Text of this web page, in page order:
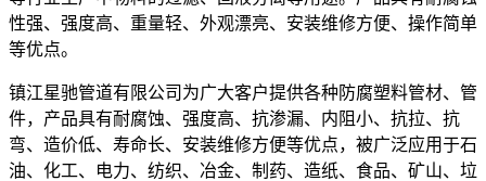
性强、强度高、重量轻、外观漂亮、安装维修方便、操作简单
等优点。
镇江星驰管道有限公司为广大客户提供各种防腐塑料管材、管
件，产品具有耐腐蚀、强度高、抗渗漏、内阻小、抗拉、抗
弯、造价低、寿命长、安装维修方便等优点，被广泛应用于石
油、化工、电力、纺织、冶金、制药、造纸、食品、矿山、垃